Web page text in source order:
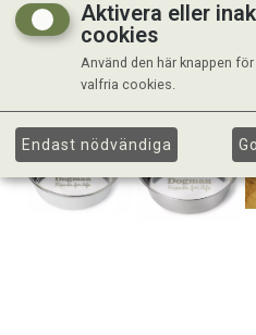
Aktivera eller
cookies
Använd den här knappen
valfria cookies.
Endast nödvändiga